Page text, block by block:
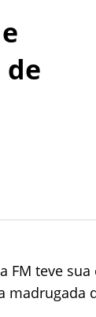
FM teve sua
madrugada